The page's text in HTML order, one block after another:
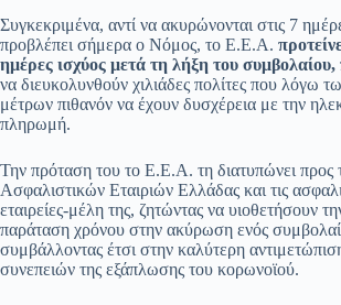
Συγκεκριμένα, αντί να ακυρώνονται στις 7
προβλέπει σήμερα ο Νόμος, το Ε.Ε.Α.
ημέρες ισχύος μετά τη λήξη του συμβολαίου,
να διευκολυνθούν χιλιάδες πολίτες που λόγω
μέτρων πιθανόν να έχουν δυσχέρεια με την
πληρωμή.
Την πρόταση του το Ε.Ε.Α. τη διατυπώνει
Ασφαλιστικών Εταιριών Ελλάδας και τις
εταιρείες-μέλη της, ζητώντας να υιοθετήσουν
παράταση χρόνου στην ακύρωση ενός
συμβάλλοντας έτσι στην καλύτερη
συνεπειών της εξάπλωσης του κορωνοϊού.